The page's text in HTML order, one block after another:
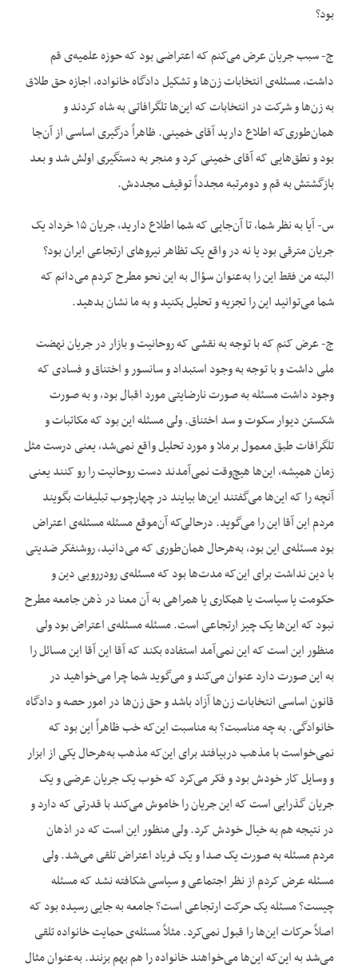
بود؟
ج- سبب جریان عرض می‌کنم که اعتراضی بود که حوزه علمیه‌ی قم
داشت، مسئله‌ی انتخابات زن‌ها و تشکیل دادگاه خانواده، اجازه حق طلاق
به زن‌ها و شرکت در انتخابات که این‌ها تلگرافاتی به شاه کردند و
همان‌طوری‌که اطلاع دارید آقای خمینی. ظاهراً درگیری اساسی از آن‌جا
بود و نطق‌هایی که آقای خمینی کرد و منجر به دستگیری اولش شد و بعد
بازگشتش به قم و دومرتبه مجدداً توقیف مجددش.
س- آیا به نظر شما، تا آن‌جایی که شما اطلاع دارید، جریان ۱۵ خرداد یک
جریان مترقی بود یا نه در واقع یک تظاهر نیروهای ارتجاعی ایران بود؟
البته من فقط این را به‌عنوان سؤال به این نحو مطرح کردم می‌دانم که
شما می‌توانید این را تجزیه و تحلیل بکنید و به ما نشان بدهید.
ج- عرض کنم که با توجه به نقشی که روحانیت و بازار در جریان نهضت
ملی داشت و با توجه به وجود استبداد و سانسور و اختناق و فسادی که
وجود داشت مسئله به صورت نارضایتی مورد اقبال بود، و به صورت
شکستن دیوار سکوت و سد اختناق. ولی مسئله این بود که مکاتبات و
تلگرافات طبق معمول برملا و مورد تحلیل واقع نمی‌شد، یعنی درست مثل
زمان همیشه، این‌ها هیچ‌وقت نمی‌آمدند دست روحانیت را رو کنند یعنی
آنچه را که این‌ها می‌گفتند این‌ها بیایند در چهارچوب تبلیغات بگویند
مردم این آقا این را می‌گوید. درحالی‌که آن‌موقع مسئله مسئله‌ی اعتراض
بود مسئله‌ی این بود، به‌هرحال همان‌طوری که می‌دانید، روشنفکر ضدیتی
با دین نداشت برای این‌که مدت‌ها بود که مسئله‌ی رودررویی دین و
حکومت یا سیاست یا همکاری یا همراهی به آن معنا در ذهن جامعه مطرح
نبود که این‌ها یک چیز ارتجاعی است. مسئله مسئله‌ی اعتراض بود ولی
منظور این است که این نمی‌آمد استفاده بکند که آقا این آقا این مسائل را
به این صورت دارد عنوان می‌کند و می‌گوید شما چرا می‌خواهید در
قانون اساسی انتخابات زن‌ها آزاد باشد و حق زن‌ها در امور حصه و دادگاه
خانوادگی. به چه مناسبت؟ به مناسبت این‌که خب ظاهراً این بود که
نمی‌خواست با مذهب دربیافتد برای این‌که مذهب به‌هرحال یکی از ابزار
و وسایل کار خودش بود و فکر می‌کرد که خوب یک جریان عرضی و یک
جریان گذرایی است که این جریان را خاموش می‌کند با قدرتی که دارد و
در نتیجه هم به خیال خودش کرد. ولی منظور این است که در اذهان
مردم مسئله به صورت یک صدا و یک فریاد اعتراض تلقی می‌شد. ولی
مسئله عرض کردم از نظر اجتماعی و سیاسی شکافته نشد که مسئله
چیست؟ مسئله یک حرکت ارتجاعی است؟ جامعه به جایی رسیده بود که
اصلاً حرکات این‌ها را قبول نمی‌کرد. مثلاً مسئله‌ی حمایت خانواده تلقی
می‌شد به این‌که این‌ها می‌خواهند خانواده را هم بهم بزنند. به‌عنوان مثال